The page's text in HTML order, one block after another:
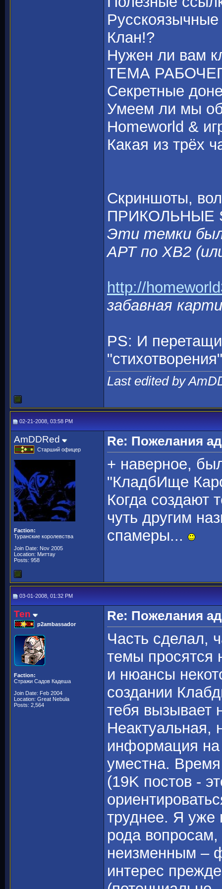
Клан!?
Нужен ли вам
ТЕМА
Секретные
Умеем ли мы
Homeworld &
Какая из трёх
Скриншоты,
ПРИКОЛЬНЫЕ
Эти темки
АРТ по ХВ2
http://
забавная
PS: И
Last edited by
02-21-2008, 03:58 PM
AmDDRed
Старший офицер
Faction:
Туранские королевства
Join Date: Nov 2005
Location: Миттау
Posts: 958
Re: Пожелания
+ наверное,
"КладбИще
Когда создают
чуть другим
спамеры...
03-01-2008, 01:32 PM
Ten
p2ambassador
Faction:
Стражи Садов Кадеша
Join Date: Feb 2004
Location: Great Nebula
Posts: 2,564
Re: Пожелания
Часть сделал,
темы просятся
и нюансы
создании
тебя вызывает
Неактуальная,
информация
уместна.
(19K постов -
труднее. Я уже
рода
неизменным –
интерес